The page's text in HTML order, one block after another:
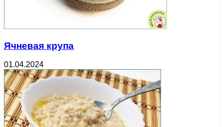
Ячневая крупа
01.04.2024